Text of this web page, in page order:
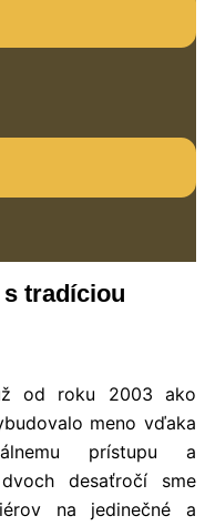
tradíciou
od roku 2003 ako
meno vďaka
prístupu a
desaťročí sme
na jedinečné a